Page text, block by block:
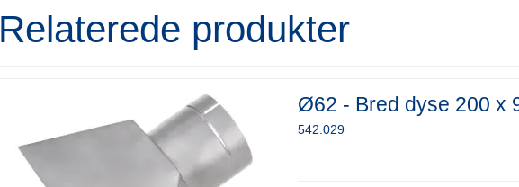
Relaterede produkter
Ø62 - Bred dyse 200 x
542.029